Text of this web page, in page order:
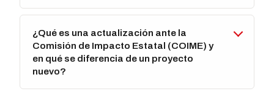
¿Qué es una actualización ante la
Comisión de Impacto Estatal (COIME) y
en qué se diferencia de un proyecto
nuevo?